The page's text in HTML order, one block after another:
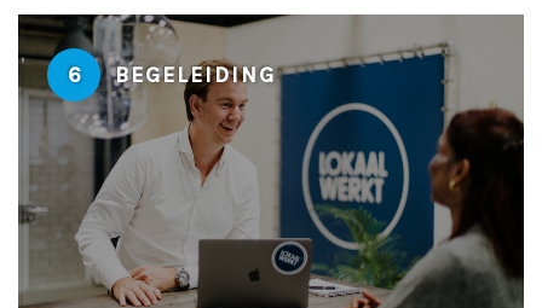
6 BEGELEIDING